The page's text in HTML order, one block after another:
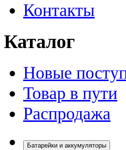
Контакты
Каталог
Новые
Товар в пути
Распродажа
Батарейки и аккумуляторы